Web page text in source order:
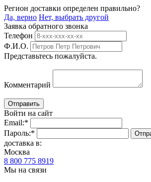
Регион доставки определен правильно?
Да, верно Нет, выбрать другой
Заявка обратного звонка
Телефон
Ф.И.О.
Представьтесь пожалуйста.
Комментарий
Войти на сайт
Email:*
Пароль:*
доставка в:
Москва
8 800 775 8919
Мы на связи